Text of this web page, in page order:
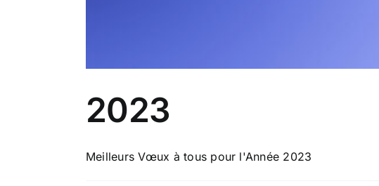
2023
Meilleurs Vœux à tous pour l'Année 2023